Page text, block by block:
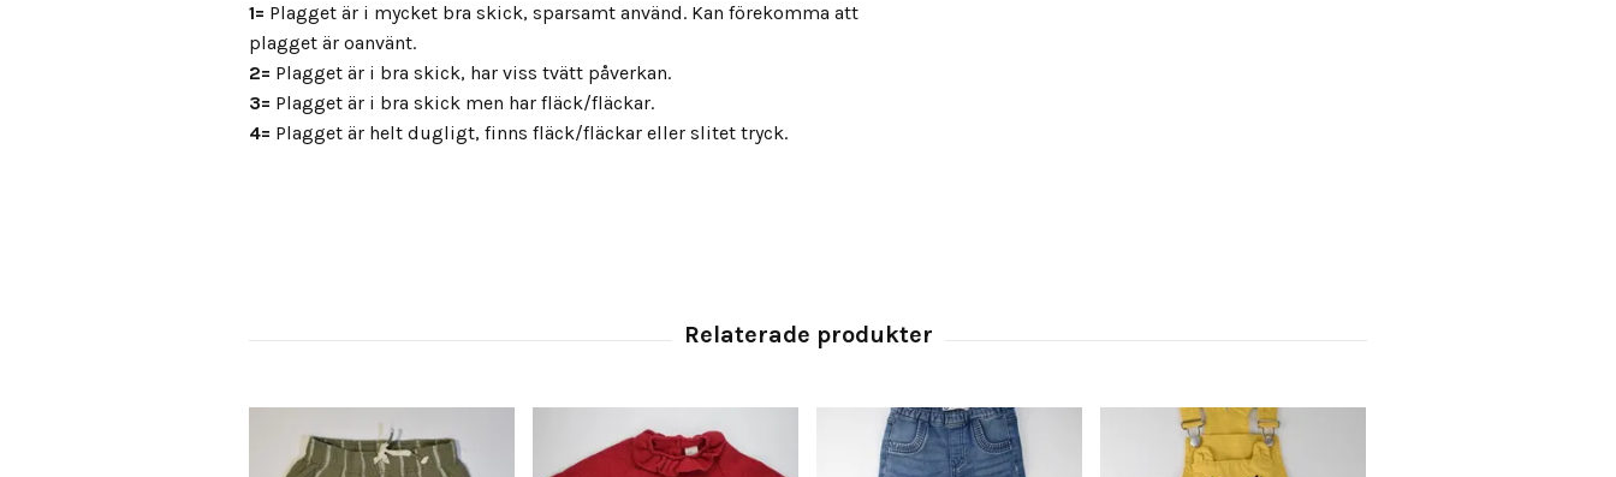
1= Plagget är i mycket bra skick, sparsamt använd. Kan förekomma att
plagget är oanvänt.
2= Plagget är i bra skick, har viss tvätt påverkan.
3= Plagget är i bra skick men har fläck/fläckar.
4= Plagget är helt dugligt, finns fläck/fläckar eller slitet tryck.